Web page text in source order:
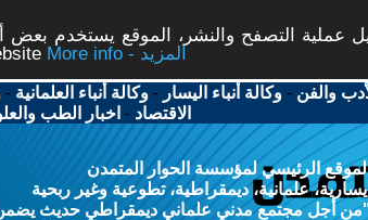
عملية التصفح والنشر، الموقع يستخدم بعض
More info - المزيد
والفن -وكالة أنباء اليسار -وكالة أنباء العلمانية -
الاقتصاد - اخبار الطب
الموقع الرئيسي لمؤسسة الحوار المتمدن
علمانية، ديمقراطية، تطوعية وغير ربحية
أجل مجتمع مدني علماني ديمقراطي حديث يضمن